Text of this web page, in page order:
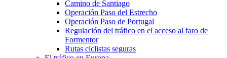
Camino de Santiago
Operación Paso del Estrecho
Operación Paso de Portugal
Regulación del tráfico en el acceso al faro de
Formentor
Rutas ciclistas seguras